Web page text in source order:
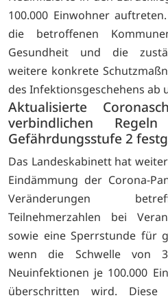
100.000 Einwohner
die betroffenen
Gesundheit und die
weitere konkrete
des Infektionsgeschehens ab
Aktualisierte
verbindlichen
Gefährdungsstufe 2
Das Landeskabinett hat
Eindämmung der Corona-
Veränderungen
Teilnehmerzahlen bei
sowie eine Sperrstunde für
wenn die Schwelle von
Neuinfektionen je 100.000
überschritten wird. Diese